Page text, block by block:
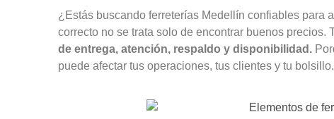
¿Estás buscando ferreterías Medellín confiables para
correcto no se trata solo de encontrar buenos precios.
de entrega, atención, respaldo y disponibilidad.
puede afectar tus operaciones, tus clientes y tu bolsillo.